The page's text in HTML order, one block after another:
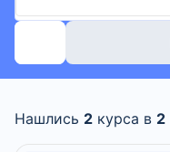
Нашлись 2 курса в 2